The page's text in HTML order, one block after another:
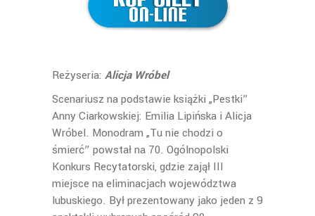
Reżyseria: Alicja Wróbel
Scenariusz na podstawie książki „Pestki”
Anny Ciarkowskiej: Emilia Lipińska i Alicja
Wróbel. Monodram „Tu nie chodzi o
śmierć” powstał na 70. Ogólnopolski
Konkurs Recytatorski, gdzie zajął III
miejsce na eliminacjach województwa
lubuskiego. Był prezentowany jako jeden z 9